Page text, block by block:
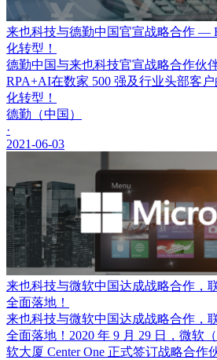
来也科技与德勤中国官宣战略合作 —
化转型！
德勤中国与来也科技官宣战略合作伙
RPA+AI在数家 500 强及行业头部客
化转型！
德勤（中国）
·
2021-06-03
来也科技与微软中国达成战略合作，
全面落地！
来也科技与微软中国达成战略合作，
全面落地！2020 年 9 月 29 日，微软
软大厦 Center One 正式签订战略合作